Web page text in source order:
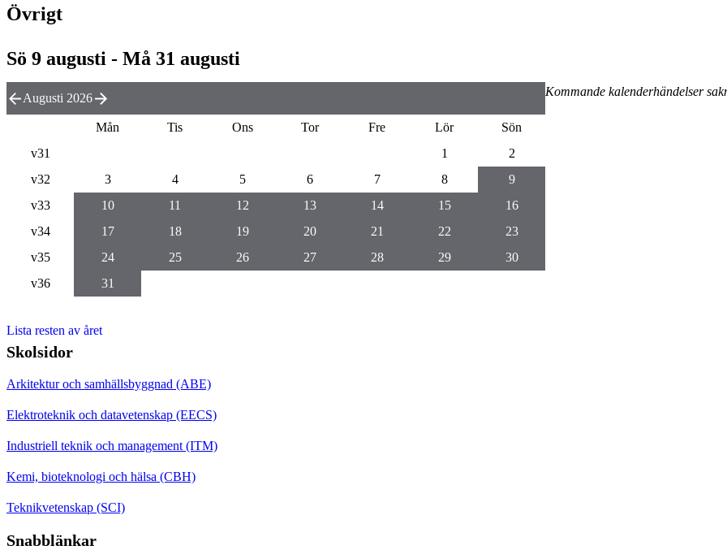
Övrigt
Sö 9 augusti - Må 31 augusti
Kommande kalenderhändelser
Augusti 2026
Mån Tis Ons Tor Fre Lör
Sön
v31
1
2
v32
3 4 5 6 7 8
9
v33
10 11 12 13 14 15
16
v34
17 18 19 20 21 22
23
v35
24 25 26 27 28 29
30
v36
31
Lista resten av året
Skolsidor
Arkitektur och samhällsbyggnad (ABE)
Elektroteknik och datavetenskap (EECS)
Industriell teknik och management (ITM)
Kemi, bioteknologi och hälsa (CBH)
Teknikvetenskap (SCI)
Snabblänkar